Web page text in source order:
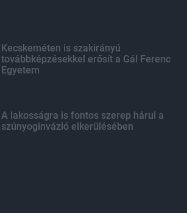
Kecskeméten is szakirányú
továbbképzésekkel erősít a Gál Ferenc
Egyetem
A lakosságra is fontos szerep hárul a
szúnyoginvázió elkerülésében